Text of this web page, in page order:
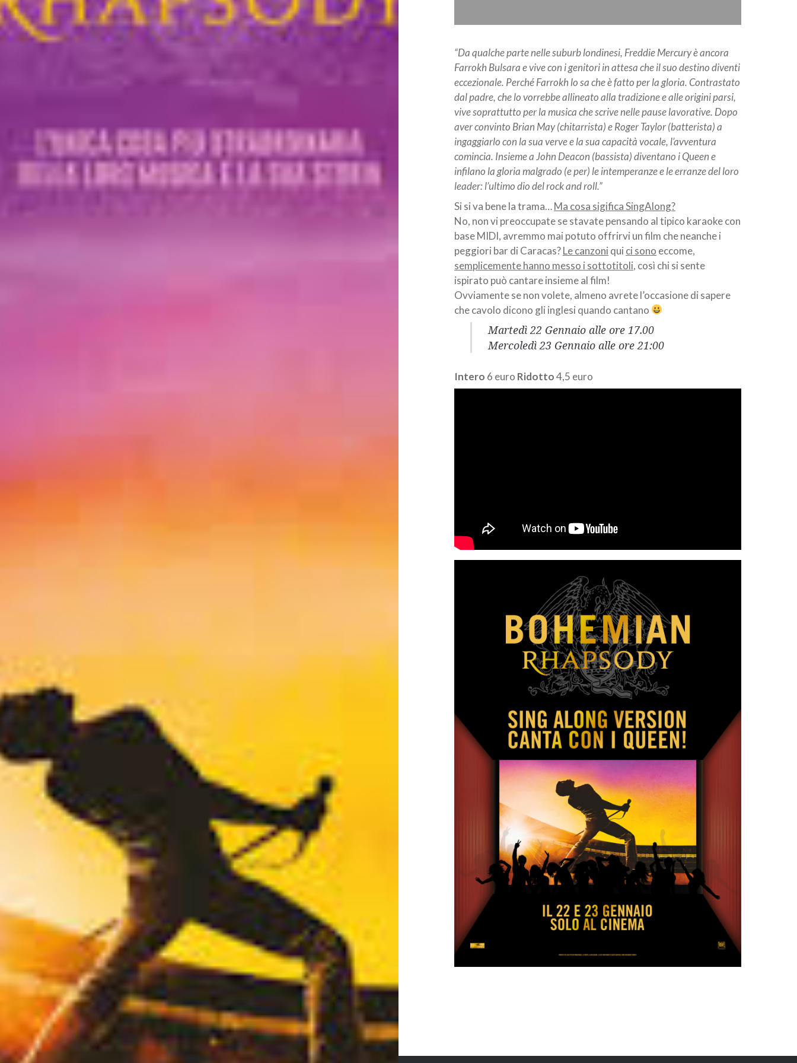
“Da qualche parte nelle suburb londinesi, Freddie Mercury è ancora
Farrokh Bulsara e vive con i genitori in attesa che il suo destino diventi
eccezionale. Perché Farrokh lo sa che è fatto per la gloria. Contrastato
dal padre, che lo vorrebbe allineato alla tradizione e alle origini parsi,
vive soprattutto per la musica che scrive nelle pause lavorative. Dopo
aver convinto Brian May (chitarrista) e Roger Taylor (batterista) a
ingaggiarlo con la sua verve e la sua capacità vocale, l’avventura
comincia. Insieme a John Deacon (bassista) diventano i Queen e
infilano la gloria malgrado (e per) le intemperanze e le erranze del loro
leader: l’ultimo dio del rock and roll.”
Si si va bene la trama…Ma cosa sigifica SingAlong?
No, non vi preoccupate se stavate pensando al tipico karaoke con
base MIDI, avremmo mai potuto offrirvi un film che neanche i
peggiori bar di Caracas?Le canzoni qui ci sono eccome,
semplicemente hanno messo i sottotitoli, così chi si sente
ispirato può cantare insieme al film!
Ovviamente se non volete, almeno avrete l’occasione di sapere
che cavolo dicono gli inglesi quando cantano
Martedì 22 Gennaio alle ore 17.00
Mercoledì 23 Gennaio alle ore 21:00
Intero 6 euro Ridotto4,5 euro